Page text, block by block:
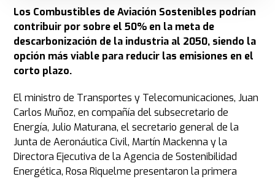
Los Combustibles de Aviación Sostenibles podrían
contribuir por sobre el 50% en la meta de
descarbonización de la industria al 2050, siendo la
opción más viable para reducir las emisiones en el
corto plazo.
El ministro de Transportes y Telecomunicaciones, Juan
Carlos Muñoz, en compañía del subsecretario de
Energía, Julio Maturana, el secretario general de la
Junta de Aeronáutica Civil, Martín Mackenna y la
Directora Ejecutiva de la Agencia de Sostenibilidad
Energética, Rosa Riquelme presentaron la primera